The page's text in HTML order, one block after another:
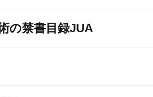
の禁書目録JUA